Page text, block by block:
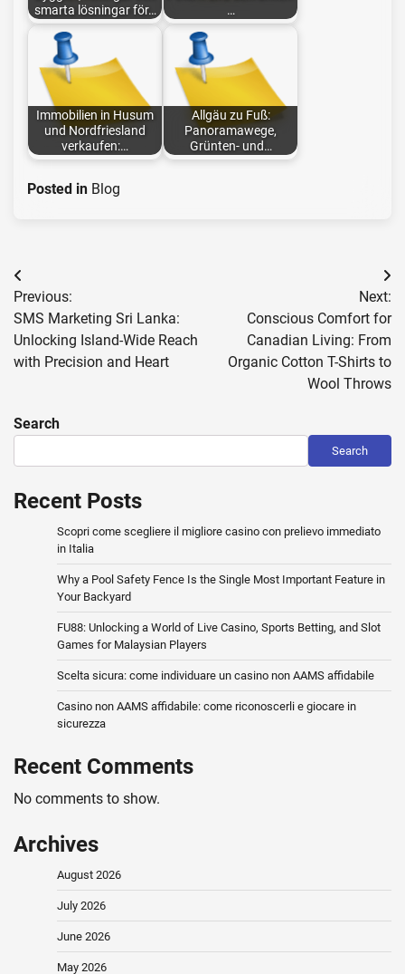
smarta lösningar för…
…
Immobilien in Husum
und Nordfriesland
verkaufen:…
Allgäu zu Fuß:
Panoramawege,
Grünten- und…
Posted in Blog
Post
navigation
Previous:
SMS Marketing Sri Lanka:
Unlocking Island-Wide Reach
with Precision and Heart
Next:
Conscious Comfort for
Canadian Living: From
Organic Cotton T-Shirts to
Wool Throws
Search
Search
Recent Posts
Scopri come scegliere il migliore casino con prelievo immediato
in Italia
Why a Pool Safety Fence Is the Single Most Important Feature in
Your Backyard
FU88: Unlocking a World of Live Casino, Sports Betting, and Slot
Games for Malaysian Players
Scelta sicura: come individuare un casino non AAMS affidabile
Casino non AAMS affidabile: come riconoscerli e giocare in
sicurezza
Recent Comments
No comments to show.
Archives
August 2026
July 2026
June 2026
May 2026